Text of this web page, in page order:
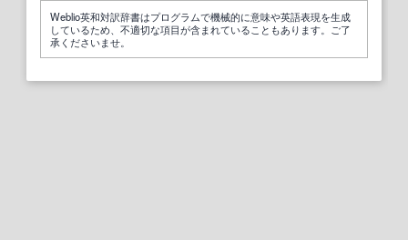
Weblio英和対訳辞書はプログラムで機械的に意味や英語表現を生成
しているため、不適切な項目が含まれていることもあります。ご了
承くださいませ。